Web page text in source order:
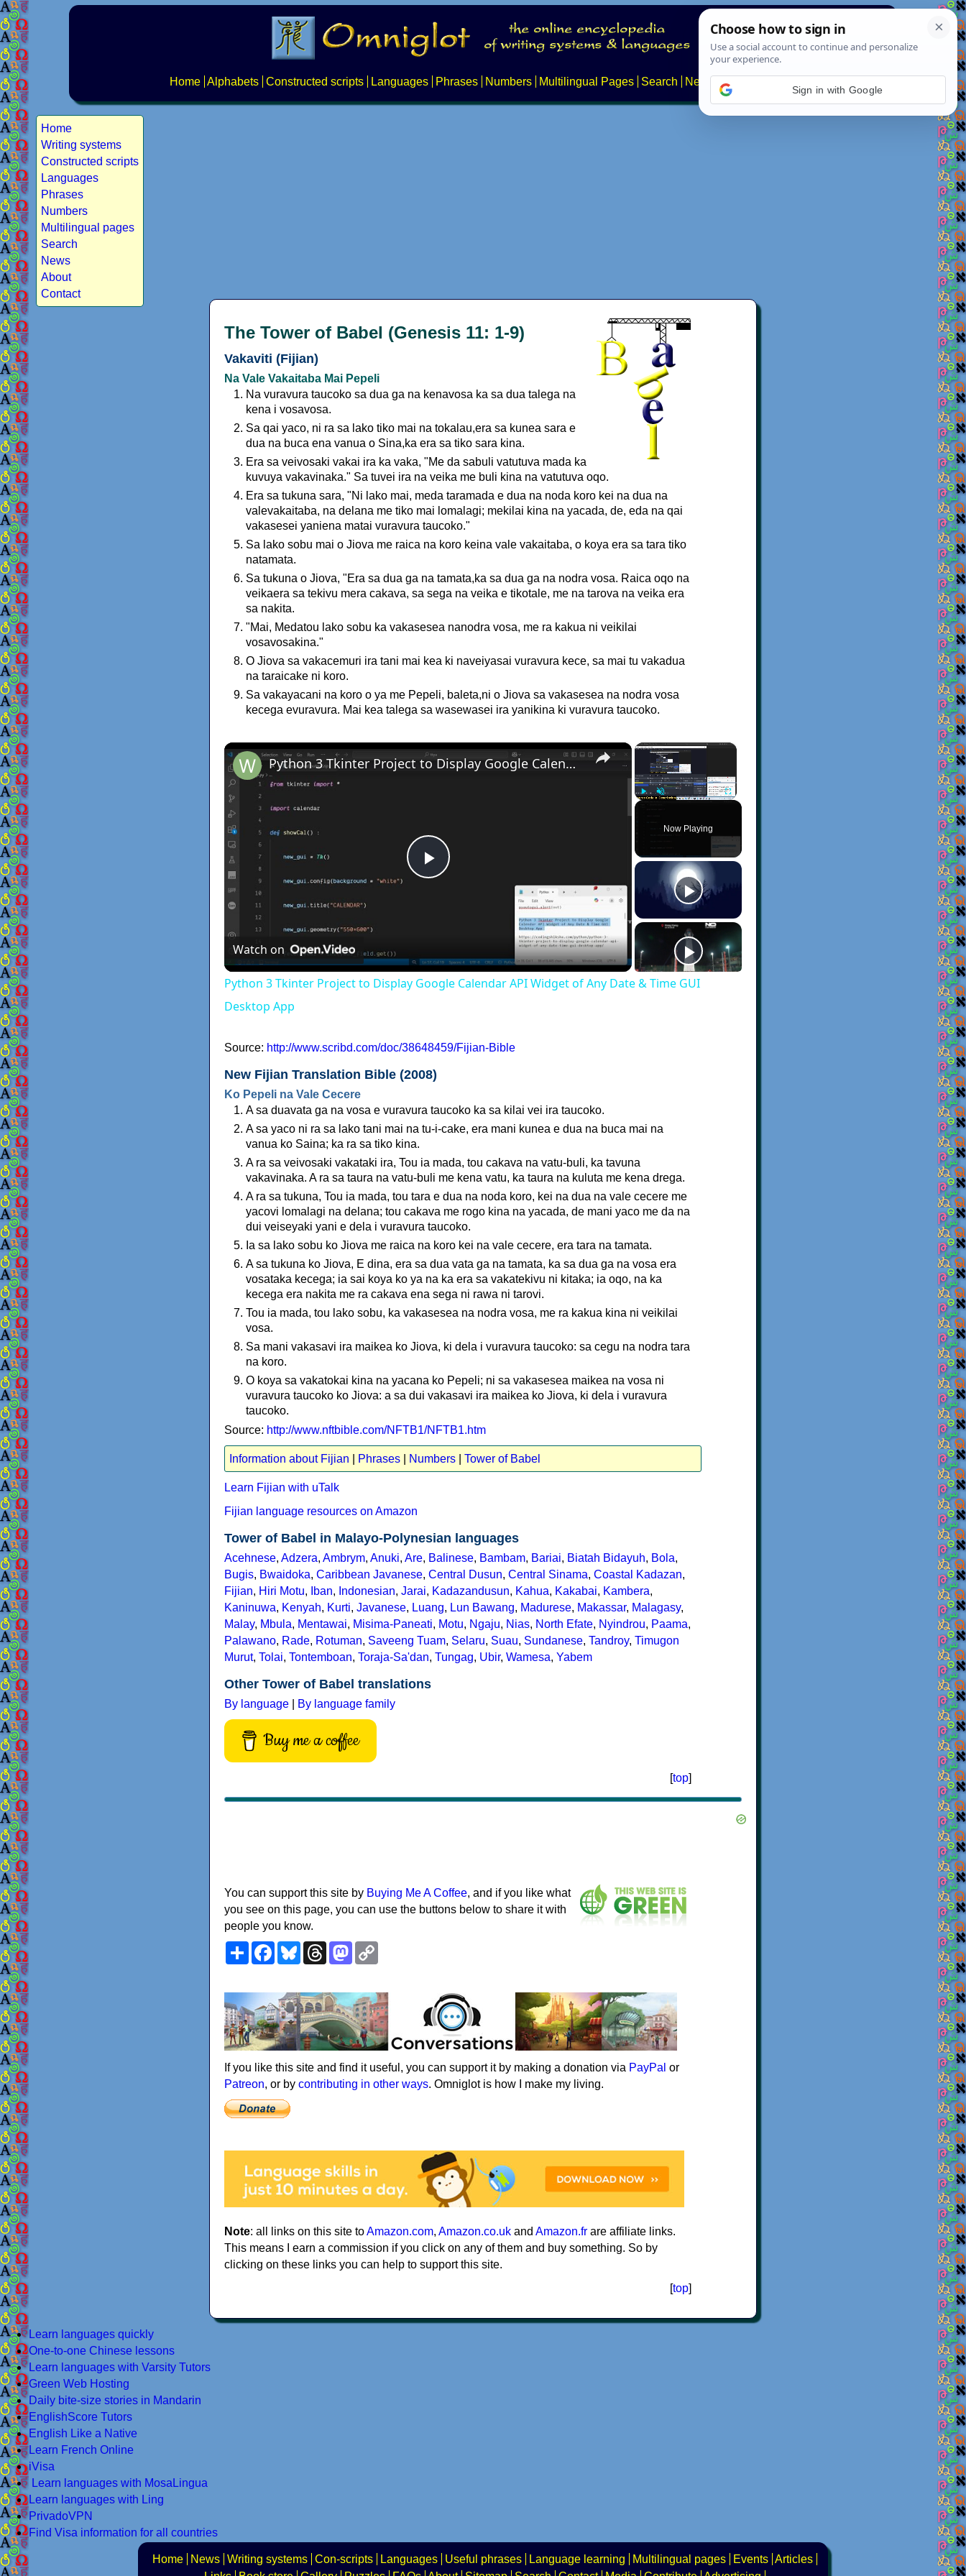
Home Alphabets Constructed scripts Languages Phrases Numbers Multilingual Pages Search News About
Home
Writing systems
Constructed scripts
Languages
Phrases
Numbers
Multilingual pages
Search
News
About
Contact
The Tower of Babel (Genesis 11: 1-9)
Vakaviti (Fijian)
Na Vale Vakaitaba Mai Pepeli
Na vuravura taucoko sa dua ga na kenavosa ka sa dua talega na
kena i vosavosa.
Sa qai yaco, ni ra sa lako tiko mai na tokalau,era sa kunea sara e
dua na buca ena vanua o Sina,ka era sa tiko sara kina.
Era sa veivosaki vakai ira ka vaka, "Me da sabuli vatutuva mada ka
kuvuya vakavinaka." Sa tuvei ira na veika me buli kina na vatutuva oqo.
Era sa tukuna sara, "Ni lako mai, meda taramada e dua na noda koro kei na dua na
valevakaitaba, na delana me tiko mai lomalagi; mekilai kina na yacada, de, eda na qai
vakasesei yaniena matai vuravura taucoko."
Sa lako sobu mai o Jiova me raica na koro keina vale vakaitaba, o koya era sa tara tiko
natamata.
Sa tukuna o Jiova, "Era sa dua ga na tamata,ka sa dua ga na nodra vosa. Raica oqo na
veikaera sa tekivu mera cakava, sa sega na veika e tikotale, me na tarova na veika era
sa nakita.
"Mai, Medatou lako sobu ka vakasesea nanodra vosa, me ra kakua ni veikilai
vosavosakina."
O Jiova sa vakacemuri ira tani mai kea ki naveiyasai vuravura kece, sa mai tu vakadua
na taraicake ni koro.
Sa vakayacani na koro o ya me Pepeli, baleta,ni o Jiova sa vakasesea na nodra vosa
kecega evuravura. Mai kea talega sa wasewasei ira yanikina ki vuravura taucoko.
×
Fullscreen
Now Playing
×
Play
Python 3 Tkinter Project to Display Google Calendar API Widget of Any Date & Time GUI Desktop App
Watch on
Python 3 Tkinter Project to Display Google Calendar API Widget of Any Date & Time GUI
Desktop App
Source: http://www.scribd.com/doc/38648459/Fijian-Bible
New Fijian Translation Bible (2008)
Ko Pepeli na Vale Cecere
A sa duavata ga na vosa e vuravura taucoko ka sa kilai vei ira taucoko.
A sa yaco ni ra sa lako tani mai na tu-i-cake, era mani kunea e dua na buca mai na
vanua ko Saina; ka ra sa tiko kina.
A ra sa veivosaki vakataki ira, Tou ia mada, tou cakava na vatu-buli, ka tavuna
vakavinaka. A ra sa taura na vatu-buli me kena vatu, ka taura na kuluta me kena drega.
A ra sa tukuna, Tou ia mada, tou tara e dua na noda koro, kei na dua na vale cecere me
yacovi lomalagi na delana; tou cakava me rogo kina na yacada, de mani yaco me da na
dui veiseyaki yani e dela i vuravura taucoko.
Ia sa lako sobu ko Jiova me raica na koro kei na vale cecere, era tara na tamata.
A sa tukuna ko Jiova, E dina, era sa dua vata ga na tamata, ka sa dua ga na vosa era
vosataka kecega; ia sai koya ko ya na ka era sa vakatekivu ni kitaka; ia oqo, na ka
kecega era nakita me ra cakava ena sega ni rawa ni tarovi.
Tou ia mada, tou lako sobu, ka vakasesea na nodra vosa, me ra kakua kina ni veikilai
vosa.
Sa mani vakasavi ira maikea ko Jiova, ki dela i vuravura taucoko: sa cegu na nodra tara
na koro.
O koya sa vakatokai kina na yacana ko Pepeli; ni sa vakasesea maikea na vosa ni
vuravura taucoko ko Jiova: a sa dui vakasavi ira maikea ko Jiova, ki dela i vuravura
taucoko.
Source: http://www.nftbible.com/NFTB1/NFTB1.htm
Information about Fijian Phrases Numbers Tower of Babel
Learn Fijian with uTalk
Fijian language resources on Amazon
Tower of Babel in Malayo-Polynesian languages
Acehnese, Adzera, Ambrym, Anuki, Are, Balinese, Bambam, Bariai, Biatah Bidayuh, Bola,
Bugis, Bwaidoka, Caribbean Javanese, Central Dusun, Central Sinama, Coastal Kadazan,
Fijian, Hiri Motu, Iban, Indonesian, Jarai, Kadazandusun, Kahua, Kakabai, Kambera,
Kaninuwa, Kenyah, Kurti, Javanese, Luang, Lun Bawang, Madurese, Makassar, Malagasy,
Malay, Mbula, Mentawai, Misima-Paneati, Motu, Ngaju, Nias, North Efate, Nyindrou, Paama,
Palawano, Rade, Rotuman, Saveeng Tuam, Selaru, Suau, Sundanese, Tandroy, Timugon
Murut, Tolai, Tontemboan, Toraja-Sa'dan, Tungag, Ubir, Wamesa, Yabem
Other Tower of Babel translations
By language By language family
Buy me a coffee
[top]
You can support this site by Buying Me A Coffee, and if you like what
you see on this page, you can use the buttons below to share it with
people you know.
ShareFacebookBlueskyThreadsMastodon
If you like this site and find it useful, you can support it by making a donation via PayPal or
Patreon, or by contributing in other ways. Omniglot is how I make my living.
Note: all links on this site toAmazon.com, Amazon.co.uk and Amazon.fr are affiliate links.
This means I earn a commission if you click on any of them and buy something. So by
clicking on these links you can help to support this site.
[top]
Learn languages quickly
One-to-one Chinese lessons
Learn languages with Varsity Tutors
Green Web Hosting
Daily bite-size stories in Mandarin
EnglishScore Tutors
English Like a Native
Learn French Online
iVisa
Learn languages with MosaLingua
Learn languages with Ling
PrivadoVPN
Find Visa information for all countries
Home News Writing systems Con-scripts Languages Useful phrases Language learning Multilingual pages Events Articles
Sign in with Google